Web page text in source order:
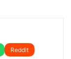
Reddit